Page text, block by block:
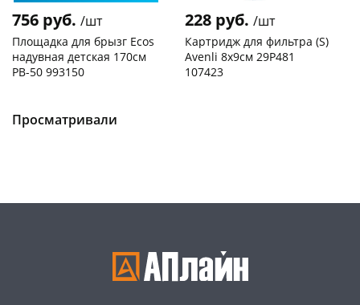
756 руб. /шт
Площадка для брызг Ecos
надувная детская 170см
PB-50 993150
Код товара
228 руб. /шт
Картридж для фильтра (S)
Avenli 8х9см 29P481
107423
Просматривали